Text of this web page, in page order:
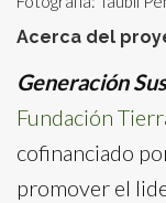
Acerca del
Generación
Fundación
cofinanciado
promover el